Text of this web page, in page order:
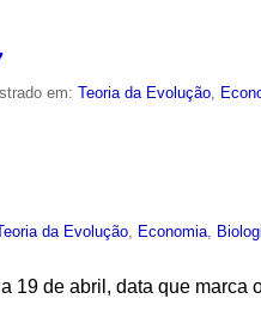
em:Teoria da Evolução,
da Evolução, Economia,
19 de abril, data que marca